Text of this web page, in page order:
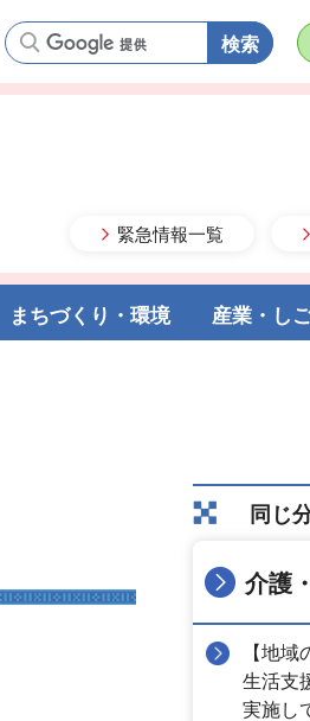
緊急情報一覧
語
まちづくり・環境 産業・し
同じ
介護
【地域
生活支
実施し